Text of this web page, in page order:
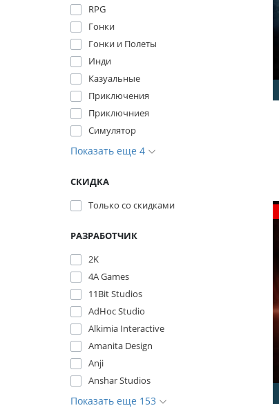
RPG
Гонки
Гонки и Полеты
Инди
Казуальные
Приключения
Приключниея
Симулятор
Показать еще 4
СКИДКА
Только со cкидками
РАЗРАБОТЧИК
2K
4A Games
11Bit Studios
AdHoc Studio
Alkimia Interactive
Amanita Design
Anji
Anshar Studios
Показать еще 153